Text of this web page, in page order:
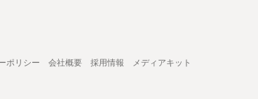
ポリシー 会社概要 採用情報 メディアキット